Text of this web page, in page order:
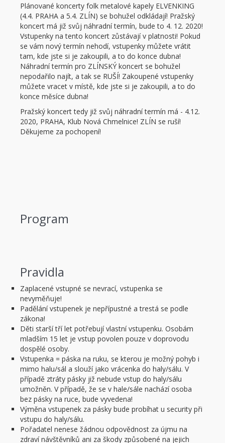
Plánované koncerty folk metalové kapely ELVENKING
(4.4. PRAHA a 5.4. ZLÍN) se bohužel odkládají! Pražský
koncert má již svůj náhradní termín, bude to 4. 12. 2020!
Vstupenky na tento koncert zůstávají v platnosti! Pokud
se vám nový termín nehodí, vstupenky můžete vrátit
tam, kde jste si je zakoupili, a to do konce dubna!
Náhradní termín pro ZLÍNSKÝ koncert se bohužel
nepodařilo najít, a tak se RUŠÍ! Zakoupené vstupenky
můžete vracet v místě, kde jste si je zakoupili, a to do
konce měsíce dubna!
Pražský koncert tedy již svůj náhradní termín má - 4.12.
2020, PRAHA, Klub Nová Chmelnice! ZLÍN se ruší!
Děkujeme za pochopení!
Program
Pravidla
Zaplacené vstupné se nevrací, vstupenka se
nevyměňuje!
Padělání vstupenek je nepřípustné a trestá se podle
zákona!
Děti starší tří let potřebují vlastní vstupenku. Osobám
mladším 15 let je vstup povolen pouze v doprovodu
dospělé osoby.
Vstupenka = páska na ruku, se kterou je možný pohyb i
mimo halu/sál a slouží jako vrácenka do haly/sálu. V
případě ztráty pásky již nebude vstup do haly/sálu
umožněn. V případě, že se v hale/sále nachází osoba
bez pásky na ruce, bude vyvedena!
Výměna vstupenek za pásky bude probíhat u security při
vstupu do haly/sálu.
Pořadatel nenese žádnou odpovědnost za újmu na
zdraví návštěvníků ani za škody způsobené na jejich